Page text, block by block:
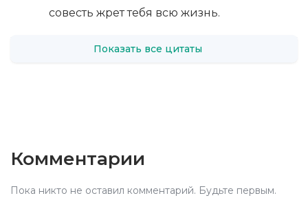
совесть жрет тебя всю жизнь.
Показать все цитаты
Комментарии
Пока никто не оставил комментарий. Будьте первым.